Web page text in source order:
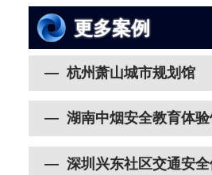
更多案例
— 杭州萧山城市规划馆
— 湖南中烟安全教育体验
— 深圳兴东社区交通安全